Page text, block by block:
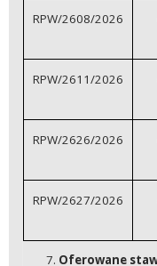
RPW/2608/2026
RPW/2611/2026
RPW/2626/2026
RPW/2627/2026
Oferowane